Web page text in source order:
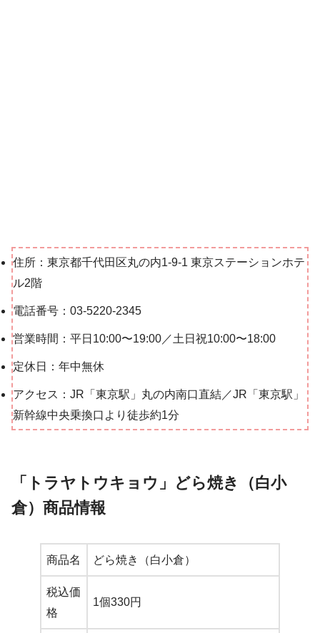
住所：東京都千代田区丸の内1-9-1 東京ステーションホテ
ル2階
電話番号：03-5220-2345
営業時間：平日10:00〜19:00／土日祝10:00〜18:00
定休日：年中無休
アクセス：JR「東京駅」丸の内南口直結／JR「東京駅」
新幹線中央乗換口より徒歩約1分
「トラヤトウキョウ」どら焼き（白小
倉）商品情報
商品名 どら焼き（白小倉）
税込価
格
1個330円